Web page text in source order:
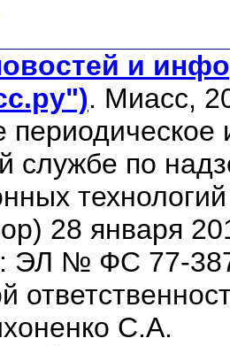
и
. Миасс,
периодическое
службе по
28 января
ЭЛ № ФС 77-
С.А.